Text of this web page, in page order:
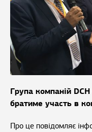
Група компаній
братиме участь в
Про це повідомляє